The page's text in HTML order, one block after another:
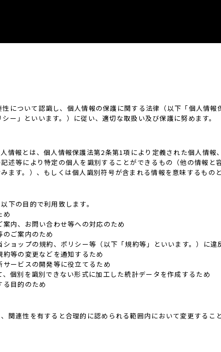
について認識し、個人情報の保護に関する法律（以下「個人情
ー」といいます。）に従い、適切な取扱い及び保護に努めます。
情報とは、個人情報保護法第2条第1項により定義された個人情
述等により特定の個人を識別することができるもの（他の情報と
ます。）、もしくは個人識別符号が含まれる情報を意味するものと
下の目的で利用致します。
め
案内、お問い合わせ等への対応のため
のご案内のため
ショップの規約、ポリシー等（以下「規約等」といいます。）に
約等の変更などを通知するため
サービスの開発等に役立てるため
、個別を識別できない形式に加工した統計データを作成するため
る目的のため
関連性を有すると合理的に認められる範囲内において変更するこ